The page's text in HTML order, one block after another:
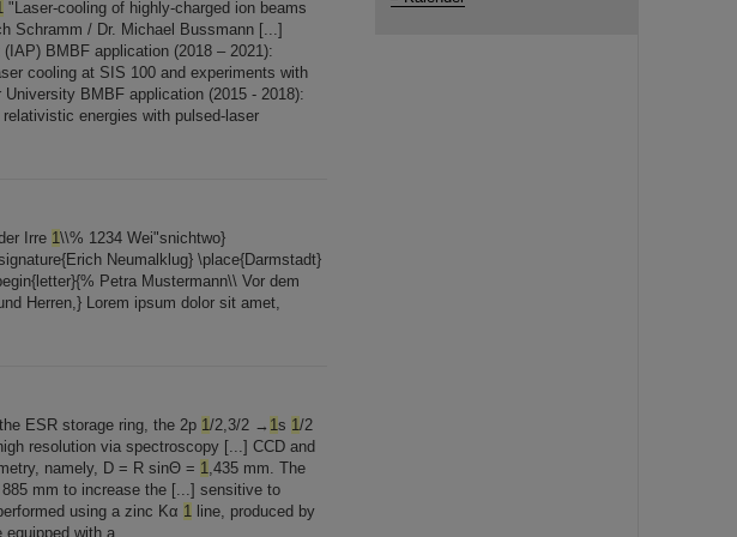
"Laser-cooling of highly-charged ion beams
Schramm / Dr. Michael Bussmann [...]
BMBF application (2018 – 2021):
cooling at SIS 100 and experiments with
BMBF application (2015 - 2018):
energies with pulsed-laser
Irre 1\\% 1234 Wei"snichtwo}
Neumalklug} \place{Darmstadt}
Petra Mustermann\\ Vor dem
Herren,} Lorem ipsum dolor sit amet,
ESR storage ring, the 2p 1/2,3/2 → 1s 1/2
resolution via spectroscopy [...] CCD and
namely, D = R sinΘ = 1,435 mm. The
mm to increase the [...] sensitive to
using a zinc Kα 1 line, produced by
equipped with a